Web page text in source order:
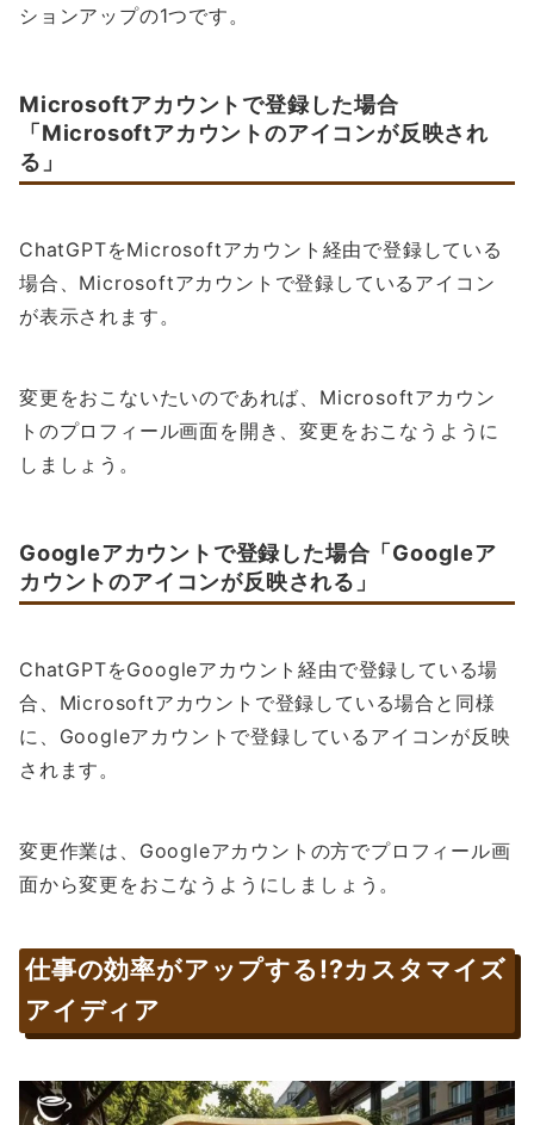
ションアップの1つです。
Microsoftアカウントで登録した場合
「Microsoftアカウントのアイコンが反映され
る」
ChatGPTをMicrosoftアカウント経由で登録している
場合、Microsoftアカウントで登録しているアイコン
が表示されます。
変更をおこないたいのであれば、Microsoftアカウン
トのプロフィール画面を開き、変更をおこなうように
しましょう。
Googleアカウントで登録した場合「Googleア
カウントのアイコンが反映される」
ChatGPTをGoogleアカウント経由で登録している場
合、Microsoftアカウントで登録している場合と同様
に、Googleアカウントで登録しているアイコンが反映
されます。
変更作業は、Googleアカウントの方でプロフィール画
面から変更をおこなうようにしましょう。
仕事の効率がアップする!?カスタマイズ
アイディア